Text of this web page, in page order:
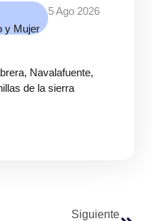
y Mujer
5 Ago 2026
Navalafuente,
de la sierra
Siguiente